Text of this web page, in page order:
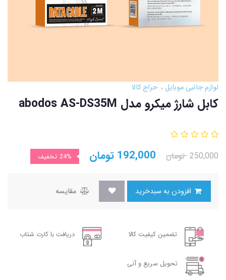
لوازم جانبی موبایل حراج کالا
کابل شارژ میکرو مدل abodos AS-DS35M
250,000 تومان 192,000 تومان 24% تخفیف
مقایسه
تضمین کیفیت کالا دریافت با کارت شتاب
تحویل سریع و آنی